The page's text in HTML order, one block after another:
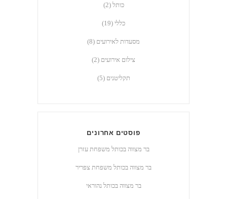
כותל (2)
כללי (19)
מסעדות לאירועים (8)
צילום אירועים (2)
תקליטנים (5)
פוסטים אחרונים
בר מצווה בכותל ‎⁨משפחת עזרן
בר מצווה בכותל ‎⁨משפחת צפריר
בר מצווה בכותל נהוראי